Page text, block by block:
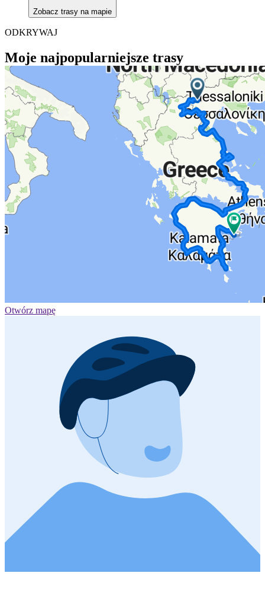
Zobacz trasy na mapie
ODKRYWAJ
Moje najpopularniejsze trasy
Otwórz mapę